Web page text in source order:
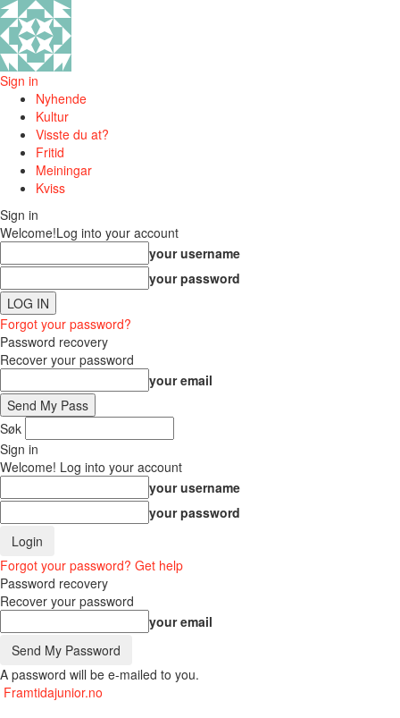
Sign in
Nyhende
Kultur
Visste du at?
Fritid
Meiningar
Kviss
Sign in
Welcome!Log into your account
your username
your password
Forgot your password?
Password recovery
Recover your password
your email
Søk
Sign in
Welcome! Log into your account
your username
your password
Forgot your password? Get help
Password recovery
Recover your password
your email
A password will be e-mailed to you.
Framtidajunior.no